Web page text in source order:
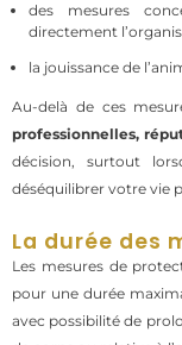
des mesures
directement
la jouissance de
Au-delà de ces
professionnelles,
décision, surtout
déséquilibrer votre vie
La durée des
Les mesures de
pour une durée
avec possibilité de